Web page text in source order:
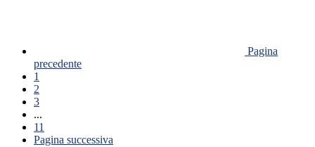
Pagina
precedente
1
2
3
...
11
Pagina successiva